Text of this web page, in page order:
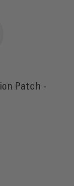
larger image
Patch -